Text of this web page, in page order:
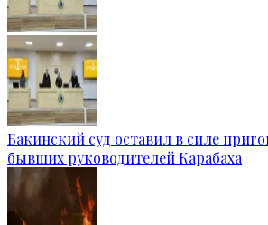
Бакинский суд оставил в силе
бывших руководителей Карабаха